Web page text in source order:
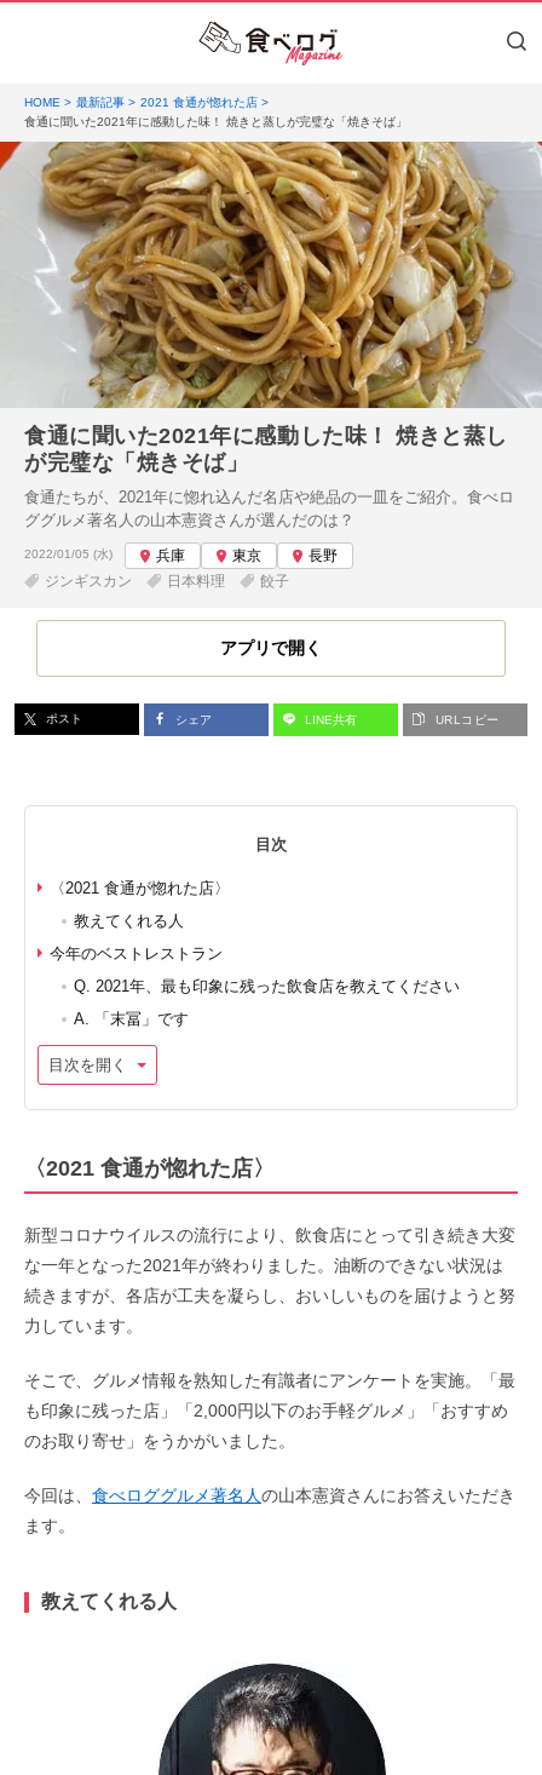
HOME 最新記事
2021 食通が惚れた店
食通に聞いた2021年に感動した味！ 焼きと蒸しが完璧な「焼きそば」
食通に聞いた2021年に感動した味！ 焼きと蒸し
が完璧な「焼きそば」
食通たちが、2021年に惚れ込んだ名店や絶品の一皿をご紹介。食べロ
ググルメ著名人の山本憲資さんが選んだのは？
投稿日:
2022/01/05 (水) 兵庫 東京
長野
ジンギスカン
日本料理 餃子
アプリで開く
ポスト シェア LINE共有 URLコピー
目次
〈2021 食通が惚れた店〉
教えてくれる人
今年のベストレストラン
Q. 2021年、最も印象に残った飲食店を教えてください
A. 「末冨」です
目次を開く
〈2021 食通が惚れた店〉
新型コロナウイルスの流行により、飲食店にとって引き続き大変
な一年となった2021年が終わりました。油断のできない状況は
続きますが、各店が工夫を凝らし、おいしいものを届けようと努
力しています。
そこで、グルメ情報を熟知した有識者にアンケートを実施。「最
も印象に残った店」「2,000円以下のお手軽グルメ」「おすすめ
のお取り寄せ」をうかがいました。
今回は、 食べロググルメ著名人の山本憲資さんにお答えいただき
ます。
教えてくれる人